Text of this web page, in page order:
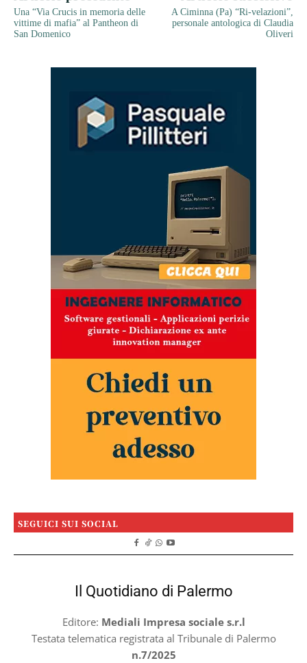
Una “Via Crucis in memoria delle
vittime di mafia” al Pantheon di
San Domenico
A Ciminna (Pa) “Ri-velazioni”,
personale antologica di Claudia
Oliveri
SEGUICI SUI SOCIAL
Il Quotidiano di Palermo
Editore: Mediali Impresa sociale s.r.l
Testata telematica registrata al Tribunale di Palermo
n.7/2025